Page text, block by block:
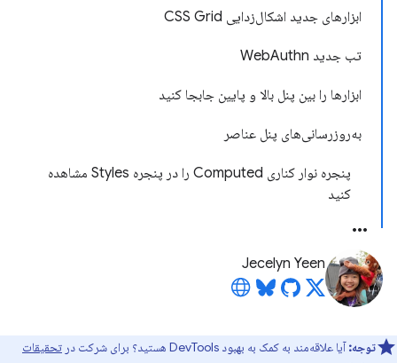
ابزارهای جدید اشکال‌زدایی CSS Grid
تب جدید WebAuthn
ابزارها را بین پنل بالا و پایین جابجا کنید
به‌روزرسانی‌های پنل عناصر
پنجره نوار کناری Computed را در پنجره Styles مشاهده
کنید
Jecelyn Yeen
توجه:آیا علاقه‌مند به کمک به بهبود DevTools هستید؟ برای شرکت در
تحقیقات